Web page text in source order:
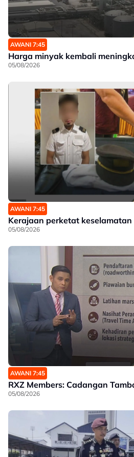
AWANI 7:45
Harga minyak kembali
05/08/2026
AWANI 7:45
Kerajaan perketat
05/08/2026
AWANI 7:45
RXZ Members: Cadangan
05/08/2026